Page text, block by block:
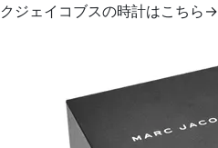
ジェイコブスの時計はこちら→